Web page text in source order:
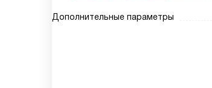
Дополнительные параметры